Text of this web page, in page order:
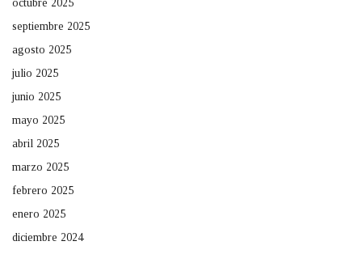
octubre 2025
septiembre 2025
agosto 2025
julio 2025
junio 2025
mayo 2025
abril 2025
marzo 2025
febrero 2025
enero 2025
diciembre 2024